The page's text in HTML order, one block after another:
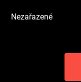
Nezařazené
Navigace